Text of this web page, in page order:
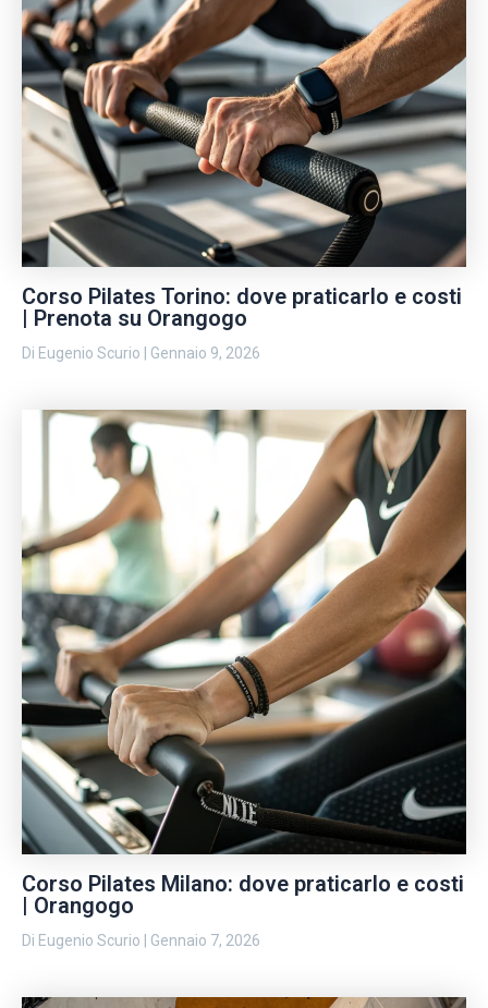
Corso Pilates Torino: dove praticarlo e costi
| Prenota su Orangogo
Di Eugenio Scurio Gennaio 9, 2026
Corso Pilates Milano: dove praticarlo e costi
| Orangogo
Di Eugenio Scurio Gennaio 7, 2026